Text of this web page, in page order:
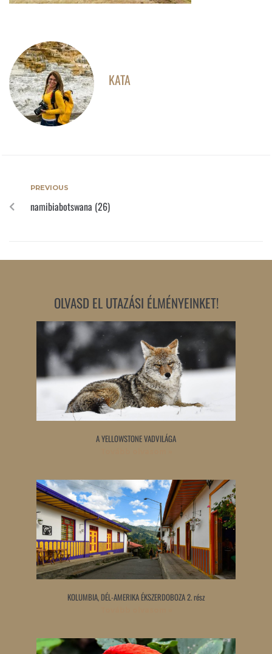
KATA
PREVIOUS
namibiabotswana (26)
OLVASD EL UTAZÁSI ÉLMÉNYEINKET!
A YELLOWSTONE VADVILÁGA
KOLUMBIA, DÉL-AMERIKA ÉKSZERDOBOZA 2. rész